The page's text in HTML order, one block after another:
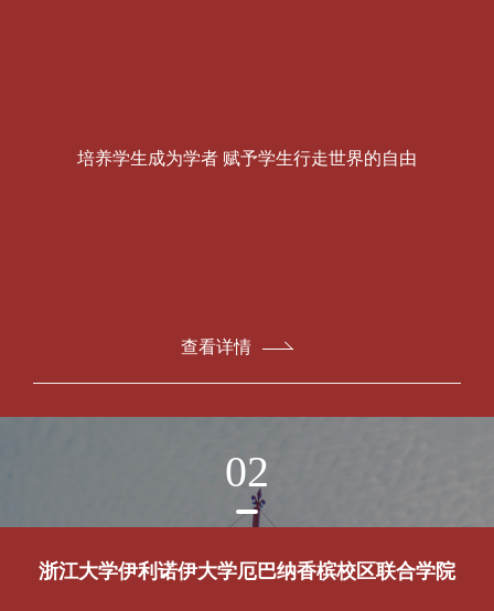
培养学生成为学者 赋予学生行走世界的自由
查看详情
02
浙江大学伊利诺伊大学厄巴纳香槟校区联合学院